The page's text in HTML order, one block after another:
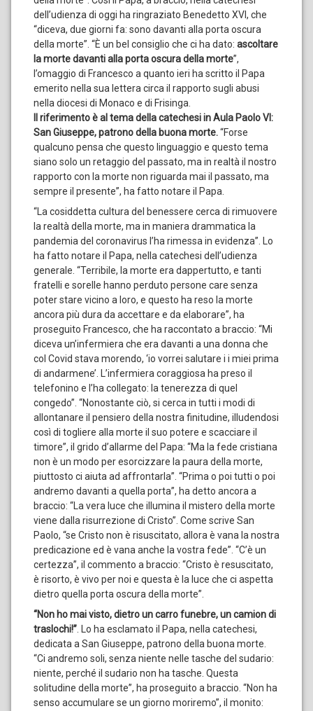
dell’udienza di oggi ha ringraziato Benedetto XVI, che
“diceva, due giorni fa: sono davanti alla porta oscura
della morte”. “È un bel consiglio che ci ha dato: ascoltare
la morte davanti alla porta oscura della morte”,
l’omaggio di Francesco a quanto ieri ha scritto il Papa
emerito nella sua lettera circa il rapporto sugli abusi
nella diocesi di Monaco e di Frisinga.
Il riferimento è al tema della catechesi in Aula Paolo VI:
San Giuseppe, patrono della buona morte.“Forse
qualcuno pensa che questo linguaggio e questo tema
siano solo un retaggio del passato, ma in realtà il nostro
rapporto con la morte non riguarda mai il passato, ma
sempre il presente”, ha fatto notare il Papa.
“La cosiddetta cultura del benessere cerca di rimuovere
la realtà della morte, ma in maniera drammatica la
pandemia del coronavirus l’ha rimessa in evidenza”. Lo
ha fatto notare il Papa, nella catechesi dell’udienza
generale. “Terribile, la morte era dappertutto, e tanti
fratelli e sorelle hanno perduto persone care senza
poter stare vicino a loro, e questo ha reso la morte
ancora più dura da accettare e da elaborare”, ha
proseguito Francesco, che ha raccontato a braccio: “Mi
diceva un’infermiera che era davanti a una donna che
col Covid stava morendo, ‘io vorrei salutare i i miei prima
di andarmene’. L’infermiera coraggiosa ha preso il
telefonino e l’ha collegato: la tenerezza di quel
congedo”. “Nonostante ciò, si cerca in tutti i modi di
allontanare il pensiero della nostra finitudine, illudendosi
così di togliere alla morte il suo potere e scacciare il
timore”, il grido d’allarme del Papa: “Ma la fede cristiana
non è un modo per esorcizzare la paura della morte,
piuttosto ci aiuta ad affrontarla”. “Prima o poi tutti o poi
andremo davanti a quella porta”, ha detto ancora a
braccio: “La vera luce che illumina il mistero della morte
viene dalla risurrezione di Cristo”. Come scrive San
Paolo, “se Cristo non è risuscitato, allora è vana la nostra
predicazione ed è vana anche la vostra fede”. “C’è un
certezza”, il commento a braccio: “Cristo è resuscitato,
è risorto, è vivo per noi e questa è la luce che ci aspetta
dietro quella porta oscura della morte”.
“Non ho mai visto, dietro un carro funebre, un camion di
traslochi!” . Lo ha esclamato il Papa, nella catechesi,
dedicata a San Giuseppe, patrono della buona morte.
“Ci andremo soli, senza niente nelle tasche del sudario:
niente, perché il sudario non ha tasche. Questa
solitudine della morte”, ha proseguito a braccio. “Non ha
senso accumulare se un giorno moriremo”, il monito: